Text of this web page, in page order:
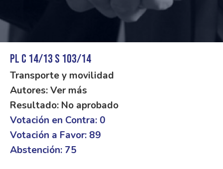
PL C 14/13 S 103/14
Transporte y movilidad
Autores: Ver más
Resultado: No aprobado
Votación en Contra: 0
Votación a Favor: 89
Abstención: 75